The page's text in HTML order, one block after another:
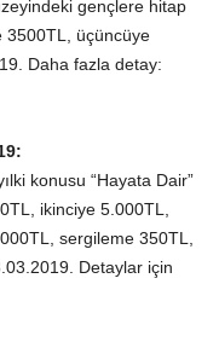
gençlere hitap
3500TL, üçüncüye
Daha fazla detay:
konusu “Hayata Dair”
ikinciye 5.000TL,
sergileme 350TL,
Detaylar için